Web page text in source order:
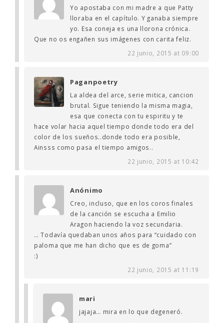
Yo apostaba con mi madre a que Patty
lloraba en el capítulo. Y ganaba siempre
yo. Esa coneja es una llorona crónica.
Que no os engañen sus imágenes con carita feliz.
22 junio, 2015 at 09:00
Paganpoetry
La aldea del arce, serie mitica, cancion
brutal. Sigue teniendo la misma magia,
esa que conecta con tu espiritu y te
hace volar hacia aquel tiempo donde todo era del
color de los sueños..donde todo era posible,
Ainsss como pasa el tiempo amigos..
22 junio, 2015 at 10:42
Anónimo
Creo, incluso, que en los coros finales
de la canción se escucha a Emilio
Aragon haciendo la voz secundaria.
… Todavía quedaban unos años para “cuidado con
paloma que me han dicho que es de goma”
:)
22 junio, 2015 at 11:19
mari
jajaja… mira en lo que degeneró.